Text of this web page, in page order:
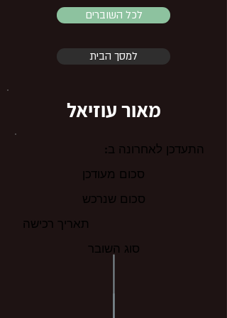
לכל השוברים
למסך הבית
מאור עוזיאל
התעדכן לאחרונה ב:
סכום מעודכן
סכום שנרכש
תאריך רכישה
סוג השובר